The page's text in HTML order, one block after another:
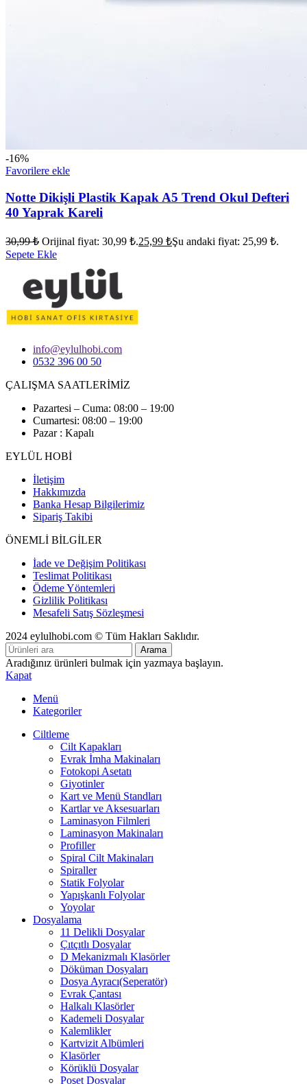
-16%
Favorilere ekle
Notte Dikişli Plastik Kapak A5 Trend Okul Defteri
40 Yaprak Kareli
30,99₺ Orijinal fiyat: 30,99 ₺.25,99 ₺Şu andaki fiyat: 25,99 ₺.
Sepete Ekle
info@eylulhobi.com
0532 396 00 50
ÇALIŞMA SAATLERİMİZ
Pazartesi – Cuma: 08:00 – 19:00
Cumartesi: 08:00 – 19:00
Pazar : Kapalı
EYLÜL HOBİ
İletişim
Hakkımızda
Banka Hesap Bilgilerimiz
Sipariş Takibi
ÖNEMLİ BİLGİLER
İade ve Değişim Politikası
Teslimat Politikası
Ödeme Yöntemleri
Gizlilik Politikası
Mesafeli Satış Sözleşmesi
2024 eylulhobi.com © Tüm Hakları Saklıdır.
Arama
Aradığınız ürünleri bulmak için yazmaya başlayın.
Kapat
Menü
Kategoriler
Ciltleme
Cilt Kapakları
Evrak İmha Makinaları
Fotokopi Asetatı
Giyotinler
Kart ve Menü Standları
Kartlar ve Aksesuarları
Laminasyon Filmleri
Laminasyon Makinaları
Profiller
Spiral Cilt Makinaları
Spiraller
Statik Folyolar
Yapışkanlı Folyolar
Yoyolar
Dosyalama
11 Delikli Dosyalar
Çıtçıtlı Dosyalar
D Mekanizmalı Klasörler
Döküman Dosyaları
Dosya Ayracı(Seperatör)
Evrak Çantası
Halkalı Klasörler
Kademeli Dosyalar
Kalemlikler
Kartvizit Albümleri
Klasörler
Körüklü Dosyalar
Poşet Dosyalar